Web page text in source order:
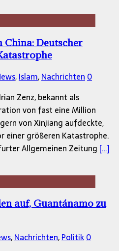
China: Deutscher
,Islam,Nachrichten 0
Zenz, bekannt als
von fast eine Million
von Xinjiang aufdeckte,
größeren Katastrophe.
Allgemeinen Zeitung […]
auf, Guantánamo zu
,Nachrichten,Politik0